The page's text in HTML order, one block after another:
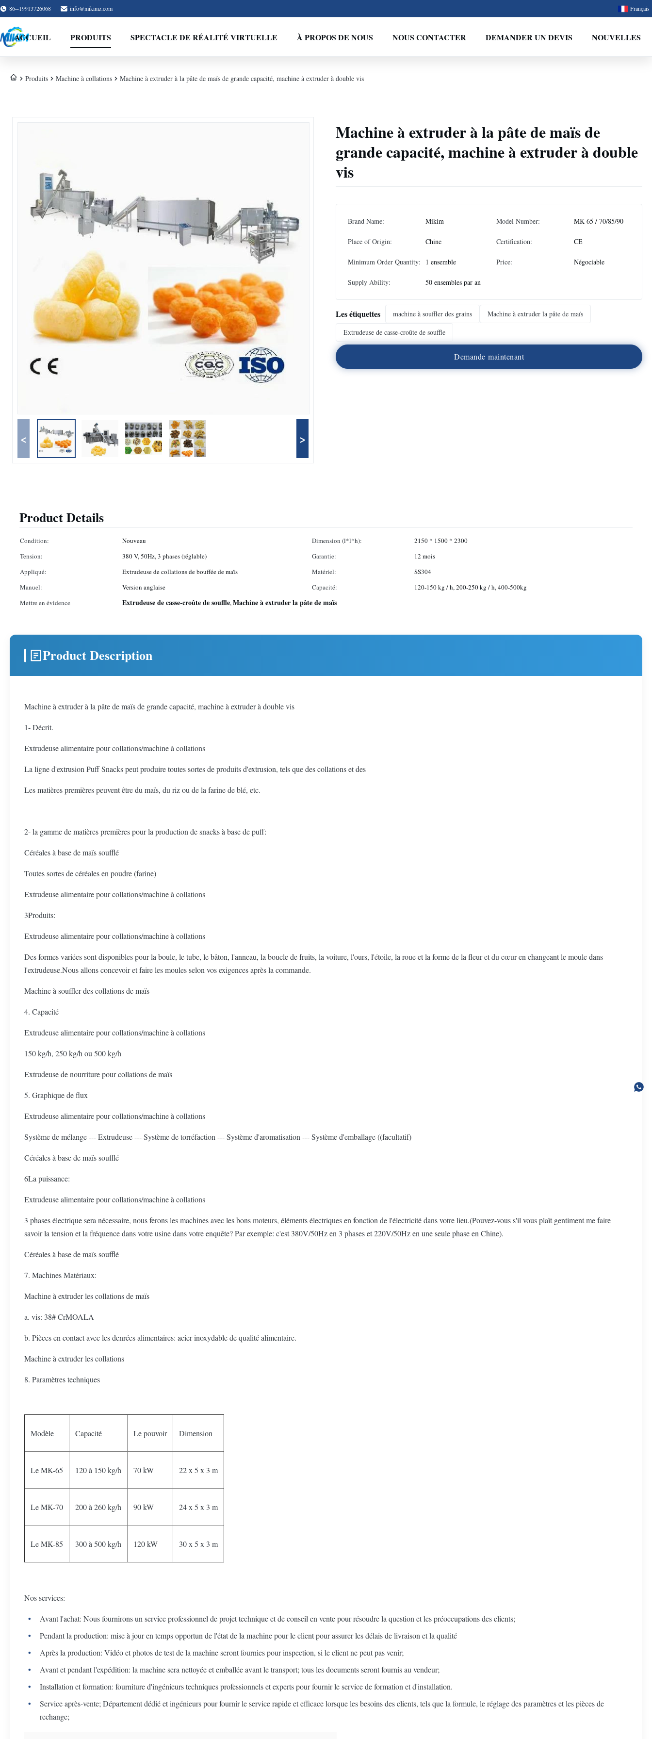
86--19913726068 info@mikimz.com Français
ACCUEIL PRODUITS SPECTACLE DE RÉALITÉ VIRTUELLE À PROPOS DE NOUS NOUS CONTACTER DEMANDER UN DEVIS NOUVELLES
Produits Machine à collations Machine à extruder à la pâte de maïs de grande capacité, machine à extruder à double vis
< >
Machine à extruder à la pâte de maïs de
grande capacité, machine à extruder à double
vis
Brand Name: Mikim Model Number: MK-65 / 70/85/90
Place of Origin: Chine Certification: CE
Minimum Order Quantity: 1 ensemble Price: Négociable
Supply Ability: 50 ensembles par an
Les étiquettes machine à souffler des grains
Machine à extruder la pâte de maïs
Extrudeuse de casse-croûte de souffle
Demande maintenant
Product Details
Condition: Nouveau Dimension (l*l*h):
2150 * 1500 * 2300
Tension:
380 V, 50Hz, 3 phases (réglable) Garantie:
12 mois
Appliqué:
Extrudeuse de collations de bouffée de maïs Matériel:
SS304
Manuel:
Version anglaise Capacité:
120-150 kg / h, 200-250 kg / h, 400-500kg
Mettre en évidence
Extrudeuse de casse-croûte de souffle,Machine à extruder la pâte de maïs
Product Description
Machine à extruder à la pâte de maïs de grande capacité, machine à extruder à double vis
1- Décrit.
Extrudeuse alimentaire pour collations/machine à collations
La ligne d'extrusion Puff Snacks peut produire toutes sortes de produits d'extrusion, tels que des collations et des
Les matières premières peuvent être du maïs, du riz ou de la farine de blé, etc.
2- la gamme de matières premières pour la production de snacks à base de puff:
Céréales à base de maïs soufflé
Toutes sortes de céréales en poudre (farine)
Extrudeuse alimentaire pour collations/machine à collations
3Produits:
Extrudeuse alimentaire pour collations/machine à collations
Des formes variées sont disponibles pour la boule, le tube, le bâton, l'anneau, la boucle de fruits, la voiture, l'ours, l'étoile, la roue et la forme de la fleur et du cœur en changeant le moule dans
l'extrudeuse.Nous allons concevoir et faire les moules selon vos exigences après la commande.
Machine à souffler des collations de maïs
4. Capacité
Extrudeuse alimentaire pour collations/machine à collations
150 kg/h, 250 kg/h ou 500 kg/h
Extrudeuse de nourriture pour collations de maïs
5. Graphique de flux
Extrudeuse alimentaire pour collations/machine à collations
Système de mélange --- Extrudeuse --- Système de torréfaction --- Système d'aromatisation --- Système d'emballage ((facultatif)
Céréales à base de maïs soufflé
6La puissance:
Extrudeuse alimentaire pour collations/machine à collations
3 phases électrique sera nécessaire, nous ferons les machines avec les bons moteurs, éléments électriques en fonction de l'électricité dans votre lieu.(Pouvez-vous s'il vous plaît gentiment me faire
savoir la tension et la fréquence dans votre usine dans votre enquête? Par exemple: c'est 380V/50Hz en 3 phases et 220V/50Hz en une seule phase en Chine).
Céréales à base de maïs soufflé
7. Machines Matériaux:
Machine à extruder les collations de maïs
a. vis: 38# CrMOALA
b. Pièces en contact avec les denrées alimentaires: acier inoxydable de qualité alimentaire.
Machine à extruder les collations
8. Paramètres techniques
Modèle Capacité Le pouvoir Dimension
Le MK-65 120 à 150 kg/h 70 kW 22 x 5 x 3 m
Le MK-70 200 à 260 kg/h 90 kW 24 x 5 x 3 m
Le MK-85 300 à 500 kg/h 120 kW 30 x 5 x 3 m
Nos services:
Avant l'achat: Nous fournirons un service professionnel de projet technique et de conseil en vente pour résoudre la question et les préoccupations des clients;
Pendant la production: mise à jour en temps opportun de l'état de la machine pour le client pour assurer les délais de livraison et la qualité
Après la production: Vidéo et photos de test de la machine seront fournies pour inspection, si le client ne peut pas venir;
Avant et pendant l'expédition: la machine sera nettoyée et emballée avant le transport; tous les documents seront fournis au vendeur;
Installation et formation: fourniture d'ingénieurs techniques professionnels et experts pour fournir le service de formation et d'installation.
Service après-vente; Département dédié et ingénieurs pour fournir le service rapide et efficace lorsque les besoins des clients, tels que la formule, le réglage des paramètres et les pièces de
rechange;